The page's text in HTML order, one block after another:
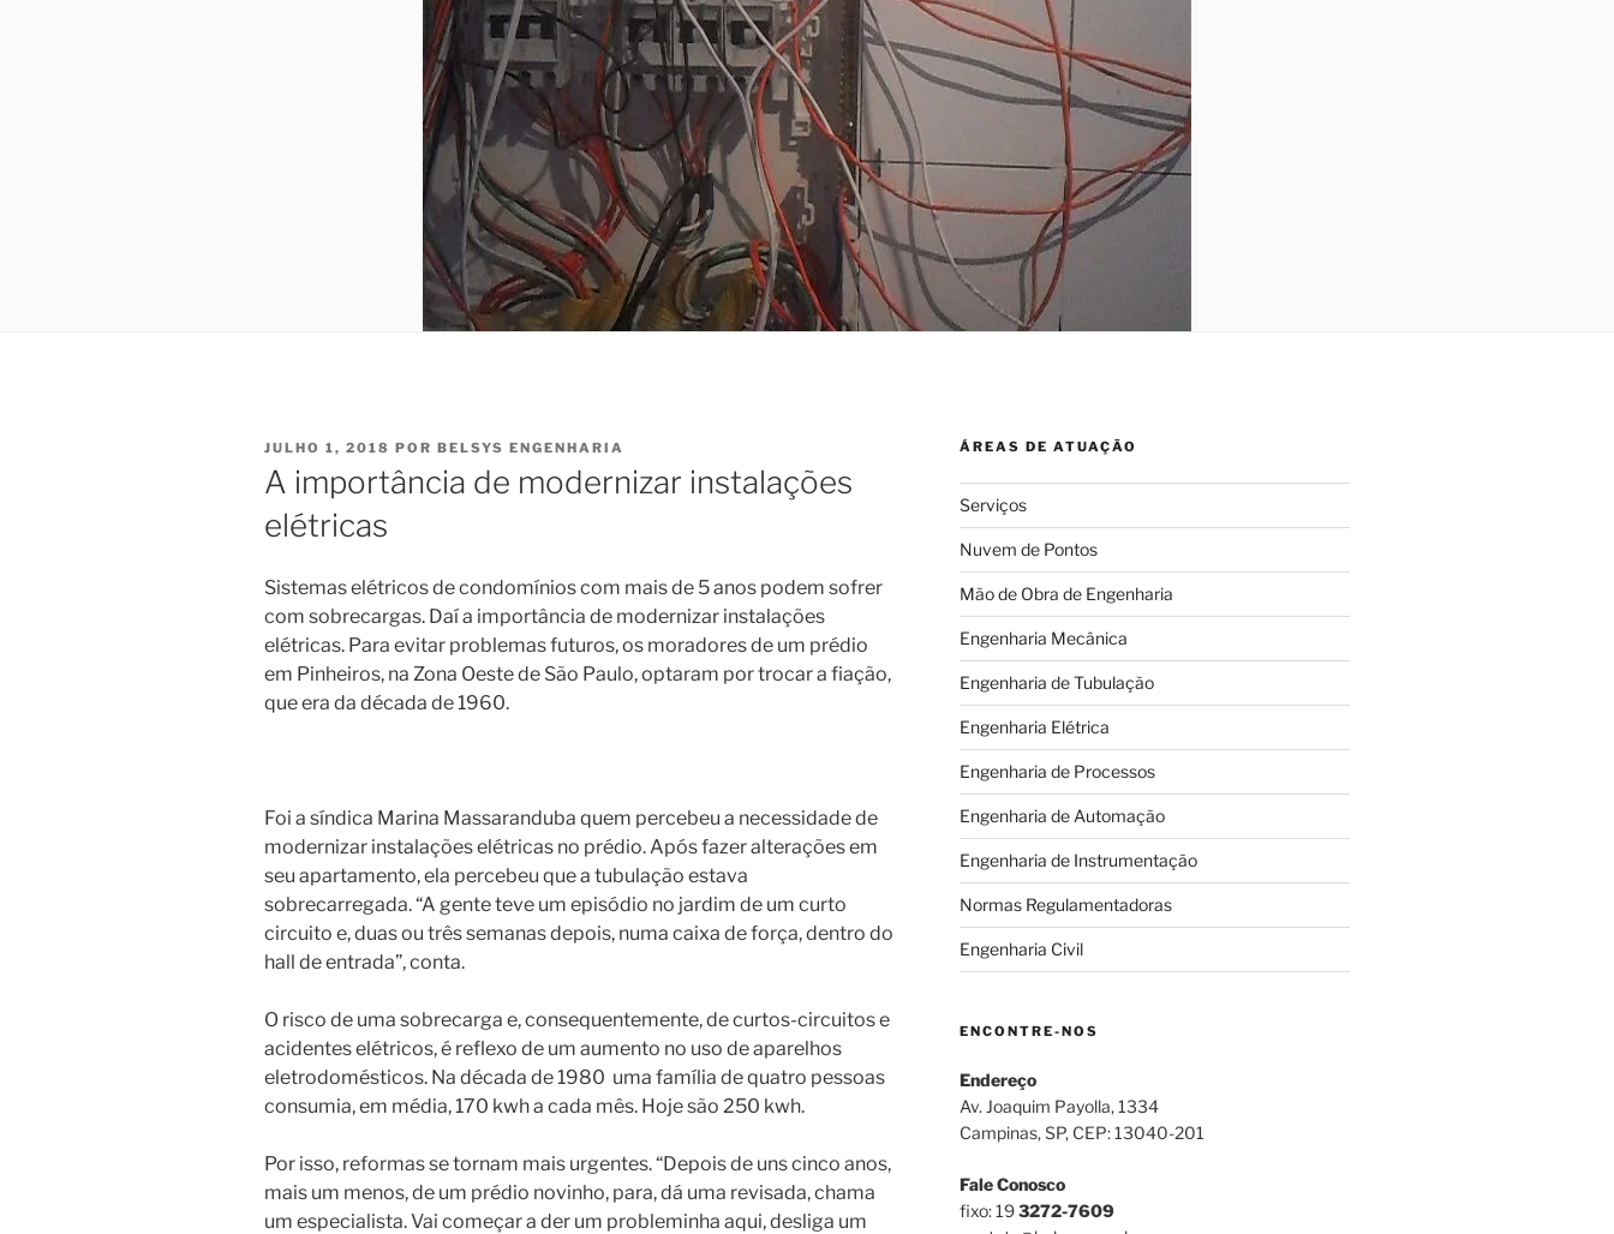
PUBLICADO
EM
JULHO 1, 2018 POR BELSYS ENGENHARIA
A importância de modernizar instalações
elétricas
Sistemas elétricos de condomínios com mais de 5 anos podem sofrer
com sobrecargas. Daí a importância de modernizar instalações
elétricas. Para evitar problemas futuros, os moradores de um prédio
em Pinheiros, na Zona Oeste de São Paulo, optaram por trocar a fiação,
que era da década de 1960.
Foi a síndica Marina Massaranduba quem percebeu a necessidade de
modernizar instalações elétricas no prédio. Após fazer alterações em
seu apartamento, ela percebeu que a tubulação estava
sobrecarregada. “A gente teve um episódio no jardim de um curto
circuito e, duas ou três semanas depois, numa caixa de força, dentro do
hall de entrada”, conta.
O risco de uma sobrecarga e, consequentemente, de curtos-circuitos e
acidentes elétricos, é reflexo de um aumento no uso de aparelhos
eletrodomésticos. Na década de 1980 uma família de quatro pessoas
consumia, em média, 170 kwh a cada mês. Hoje são 250 kwh.
Por isso, reformas se tornam mais urgentes. “Depois de uns cinco anos,
mais um menos, de um prédio novinho, para, dá uma revisada, chama
um especialista. Vai começar a der um probleminha aqui, desliga um
ÁREAS DE ATUAÇÃO
Serviços
Nuvem de Pontos
Mão de Obra de Engenharia
Engenharia Mecânica
Engenharia de Tubulação
Engenharia Elétrica
Engenharia de Processos
Engenharia de Automação
Engenharia de Instrumentação
Normas Regulamentadoras
Engenharia Civil
ENCONTRE-NOS
Endereço
Av. Joaquim Payolla, 1334
Campinas, SP, CEP: 13040-201
Fale Conosco
fixo: 193272-7609